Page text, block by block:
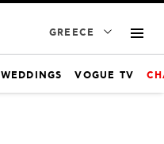
GREECE
WEDDINGS VOGUE TV